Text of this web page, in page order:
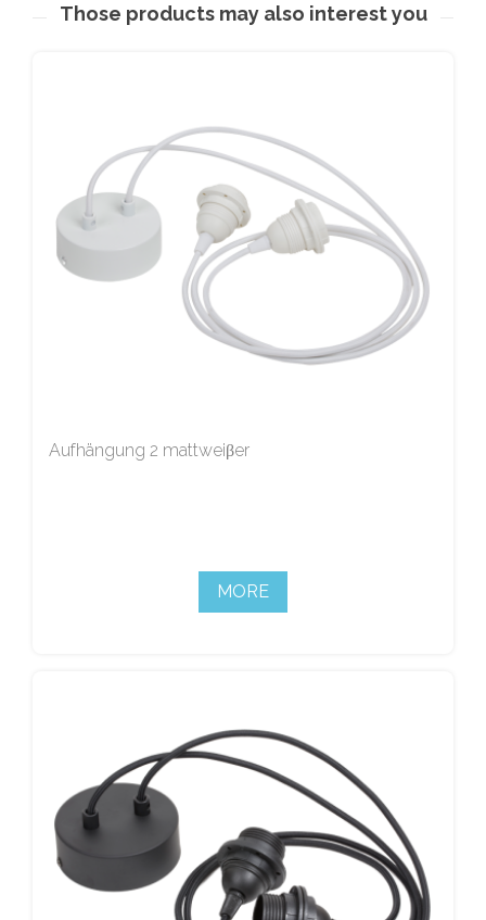
Those products may also interest you
Aufhängung 2 mattweiβer
MORE